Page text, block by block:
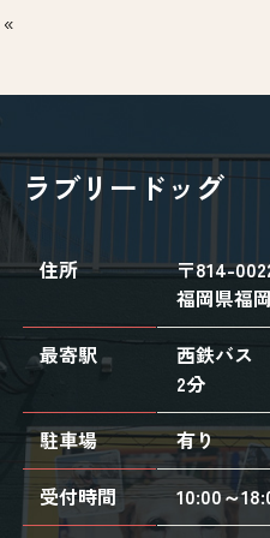
ラブリードッグ
住所
〒814-
福岡県福
最寄駅
西鉄バス
2分
駐車場
有り
受付時間
10:00～